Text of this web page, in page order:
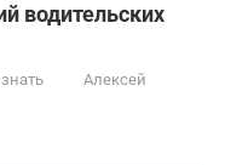
водительских
Алексей